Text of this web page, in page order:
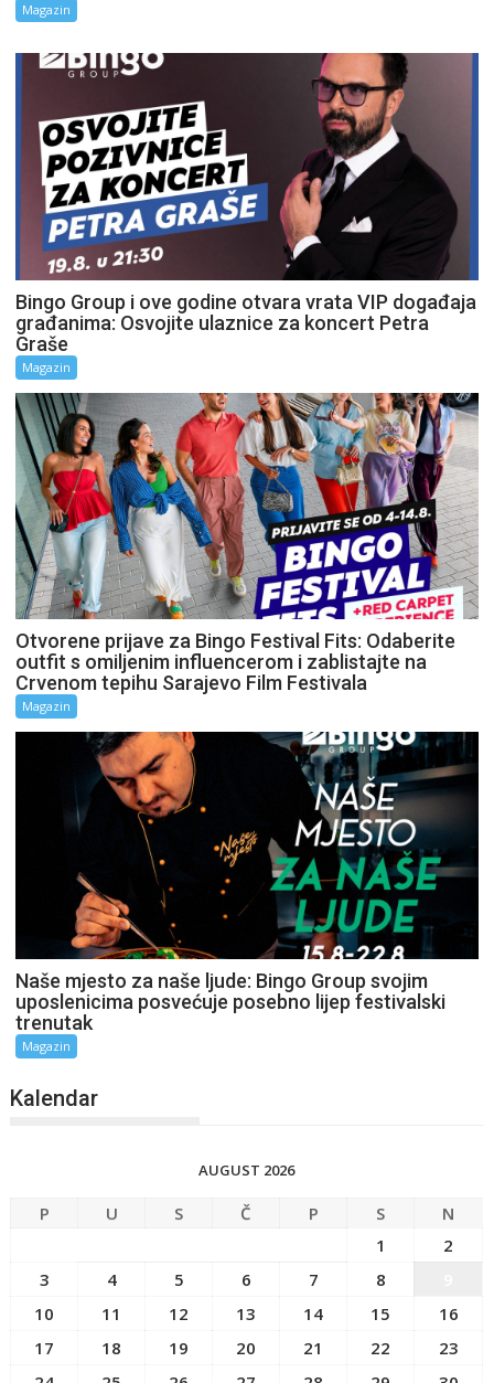
Magazin
Bingo Group i ove godine otvara vrata VIP događaja
građanima: Osvojite ulaznice za koncert Petra
Graše
Magazin
Otvorene prijave za Bingo Festival Fits: Odaberite
outfit s omiljenim influencerom i zablistajte na
Crvenom tepihu Sarajevo Film Festivala
Magazin
Naše mjesto za naše ljude: Bingo Group svojim
uposlenicima posvećuje posebno lijep festivalski
trenutak
Magazin
Kalendar
AUGUST 2026
P U S Č P S
N
1
2
3
4 5 6 7 8
10
11 12 13 14 15
16
17
18 19 20 21 22
23